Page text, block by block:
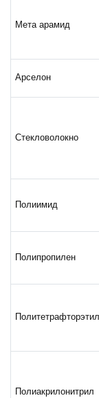
Мета арамид
Арселон
Стекловолокно
Полиимид
Полипропилен
Полиакрилонитрил